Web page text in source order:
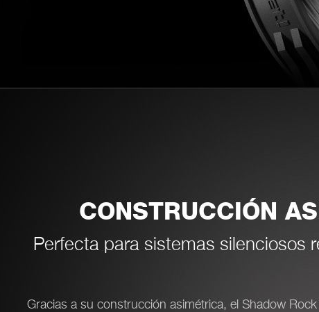
CONSTRUCCIÓN
Perfecta para sistemas silenciosos
Gracias a su construcción asimétrica, el Shadow